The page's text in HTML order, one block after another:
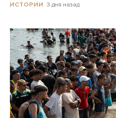
ИСТОРИИ 3 дня назад